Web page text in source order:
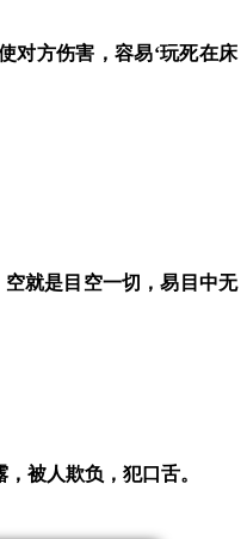
对方伤害，容易‘玩死在床
就是目空一切，易目中无
被人欺负，犯口舌。